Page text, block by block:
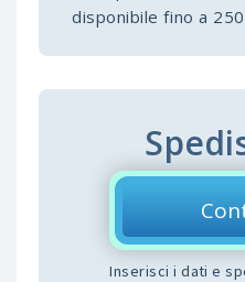
disponibile fino a
Inserisci i dati e